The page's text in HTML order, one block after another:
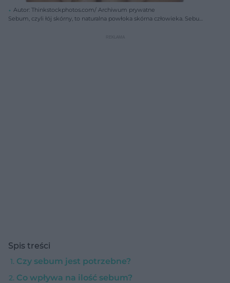
Autor: Thinkstockphotos.com/ Archiwum prywatne
Sebum, czyli łój skórny, to naturalna powłoka skórna człowieka. Sebum
Spis treści
Czy sebum jest potrzebne?
Co wpływa na ilość sebum?